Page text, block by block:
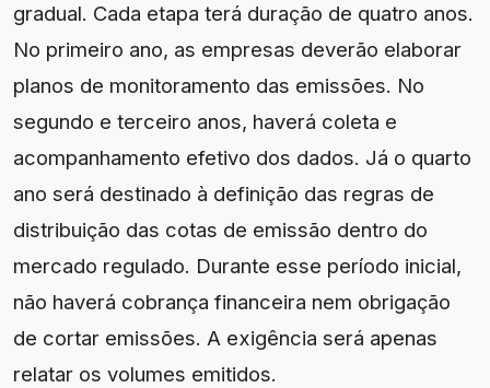
gradual. Cada etapa terá duração de quatro anos.
No primeiro ano, as empresas deverão elaborar
planos de monitoramento das emissões. No
segundo e terceiro anos, haverá coleta e
acompanhamento efetivo dos dados. Já o quarto
ano será destinado à definição das regras de
distribuição das cotas de emissão dentro do
mercado regulado. Durante esse período inicial,
não haverá cobrança financeira nem obrigação
de cortar emissões. A exigência será apenas
relatar os volumes emitidos.